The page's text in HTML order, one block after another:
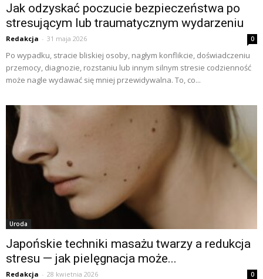
Jak odzyskać poczucie bezpieczeństwa po
stresującym lub traumatycznym wydarzeniu
Redakcja - 31 maja 2026 0
Po wypadku, stracie bliskiej osoby, nagłym konflikcie, doświadczeniu
przemocy, diagnozie, rozstaniu lub innym silnym stresie codzienność
może nagle wydawać się mniej przewidywalna. To, co...
Uroda
Japońskie techniki masażu twarzy a redukcja
stresu — jak pielęgnacja może...
Redakcja - 28 kwietnia 2026 0